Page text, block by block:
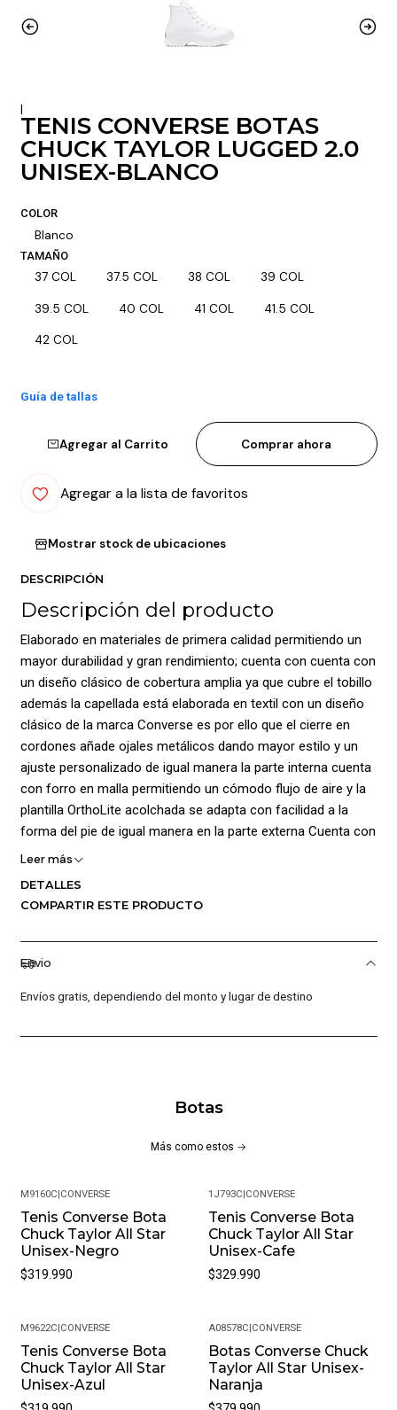
|
TENIS CONVERSE BOTAS
CHUCK TAYLOR LUGGED 2.0
UNISEX-BLANCO
COLOR
Blanco
TAMAÑO
37 COL 37.5 COL 38 COL 39 COL
39.5 COL 40 COL 41 COL 41.5 COL
42 COL
Guía de tallas
Agregar al Carrito Comprar ahora
Agregar a la lista de favoritos
Mostrar stock de ubicaciones
DESCRIPCIÓN
Descripción del producto
Elaborado en materiales de primera calidad permitiendo un
mayor durabilidad y gran rendimiento; cuenta con cuenta con
un diseño clásico de cobertura amplia ya que cubre el tobillo
además la capellada está elaborada en textil con un diseño
clásico de la marca Converse es por ello que el cierre en
cordones añade ojales metálicos dando mayor estilo y un
ajuste personalizado de igual manera la parte interna cuenta
con forro en malla permitiendo un cómodo flujo de aire y la
plantilla OrthoLite acolchada se adapta con facilidad a la
forma del pie de igual manera en la parte externa Cuenta con
el clásico parche con el logotipo distintivo de la estrella en el
Textil / Plantilla: 100% Textil /Suela: 100% Caucho
Leer más
DETALLES
COMPARTIR ESTE PRODUCTO
Envio
Envíos gratis, dependiendo del monto y lugar de destino
Botas
Más como estos
M9160C|CONVERSE
Tenis Converse Bota
Chuck Taylor All Star
Unisex-Negro
$319.990
1J793C|CONVERSE
Tenis Converse Bota
Chuck Taylor All Star
Unisex-Cafe
$329.990
M9622C|CONVERSE
Tenis Converse Bota
Chuck Taylor All Star
Unisex-Azul
A08578C|CONVERSE
Botas Converse Chuck
Taylor All Star Unisex-
Naranja